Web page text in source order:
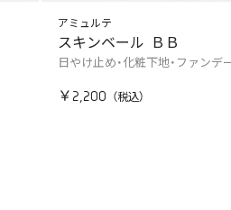
アミュルテ
スキンベール ＢＢ
日やけ止め・化粧下地・ファンデ
￥2,200